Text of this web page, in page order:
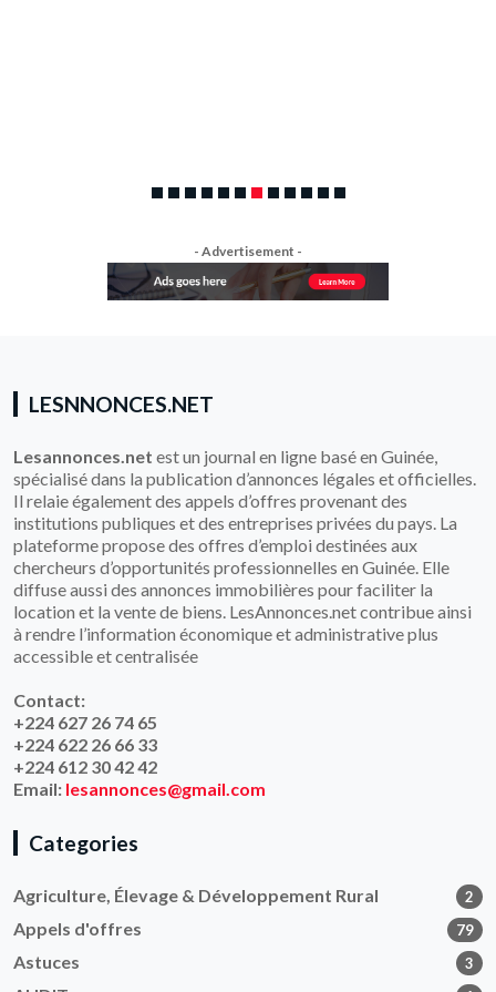
- Advertisement -
LESNNONCES.NET
Lesannonces.net est un journal en ligne basé en Guinée,
spécialisé dans la publication d’annonces légales et officielles.
Il relaie également des appels d’offres provenant des
institutions publiques et des entreprises privées du pays. La
plateforme propose des offres d’emploi destinées aux
chercheurs d’opportunités professionnelles en Guinée. Elle
diffuse aussi des annonces immobilières pour faciliter la
location et la vente de biens. LesAnnonces.net contribue ainsi
à rendre l’information économique et administrative plus
accessible et centralisée
Contact:
+224 627 26 74 65
+224 622 26 66 33
+224 612 30 42 42
Email: lesannonces@gmail.com
Categories
Agriculture, Élevage & Développement Rural 2
Appels d'offres 79
Astuces 3